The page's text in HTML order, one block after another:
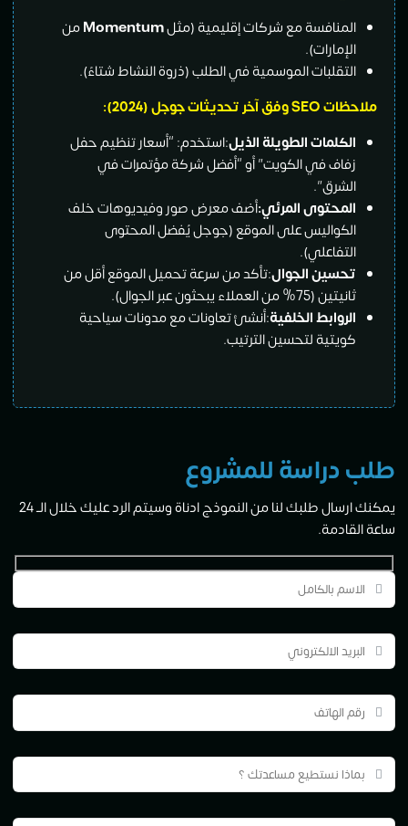
المنافسة مع شركات إقليمية (مثلMomentumمن
الإمارات).
التقلبات الموسمية في الطلب (ذروة النشاط شتاءً).
ملاحظات SEO وفق آخر تحديثات جوجل (2024):
الكلمات الطويلة الذيل:استخدم: “أسعار تنظيم حفل
زفاف في الكويت” أو “أفضل شركة مؤتمرات في
الشرق”.
المحتوى المرئي:أضف معرض صور وفيديوهات خلف
الكواليس على الموقع (جوجل يُفضل المحتوى
التفاعلي).
تحسين الجوال:تأكد من سرعة تحميل الموقع أقل من
ثانيتين (75% من العملاء يبحثون عبر الجوال).
الروابط الخلفية:أنشئ تعاونات مع مدونات سياحية
كويتية لتحسين الترتيب.
طلب دراسة للمشروع
يمكنك ارسال طلبك لنا من النموذج ادناة وسيتم الرد عليك خلال الــ 24
ساعة القادمة.